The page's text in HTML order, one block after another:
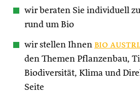
wir beraten Sie individuell
rund um Bio
wir stellen Ihnen bio
den Themen Pflanzenbau,
Biodiversität, Klima und
Seite